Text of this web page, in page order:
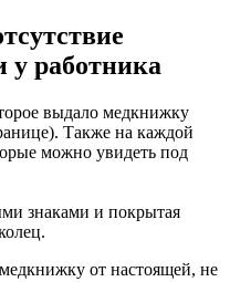
работника
выдало медкнижку
Также на каждой
можно увидеть под
знаками и покрытая
от настоящей, не